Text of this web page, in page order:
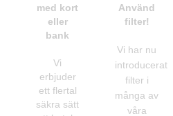
med kort
eller
bank
Vi
erbjuder
ett flertal
säkra sätt
Använd
filter!
Vi har nu
introducerat
filter i
många av
våra